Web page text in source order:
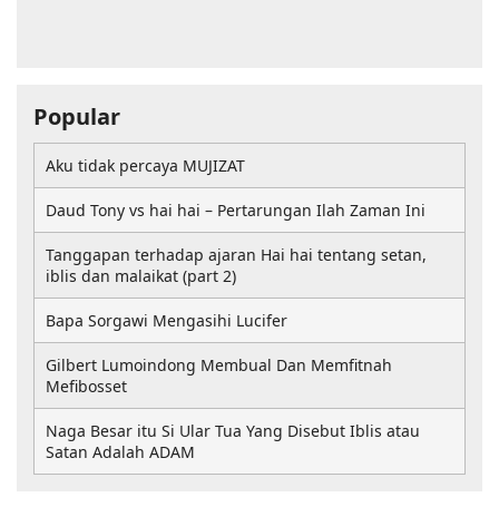
Popular
Aku tidak percaya MUJIZAT
Daud Tony vs hai hai – Pertarungan Ilah Zaman Ini
Tanggapan terhadap ajaran Hai hai tentang setan,
iblis dan malaikat (part 2)
Bapa Sorgawi Mengasihi Lucifer
Gilbert Lumoindong Membual Dan Memfitnah
Mefibosset
Naga Besar itu Si Ular Tua Yang Disebut Iblis atau
Satan Adalah ADAM